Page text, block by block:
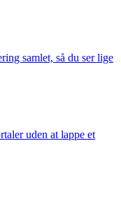
samlet, så du ser lige
uden at lappe et